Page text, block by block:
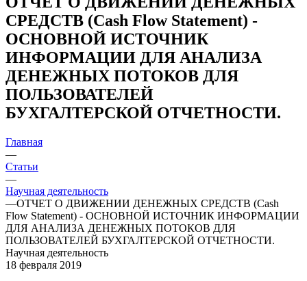
СРЕДСТВ (Cash Flow Statement) -
ОСНОВНОЙ ИСТОЧНИК
ИНФОРМАЦИИ ДЛЯ АНАЛИЗА
ДЕНЕЖНЫХ ПОТОКОВ ДЛЯ
ПОЛЬЗОВАТЕЛЕЙ
БУХГАЛТЕРСКОЙ ОТЧЕТНОСТИ.
Главная
—
Статьи
—
Научная деятельность
—ОТЧЕТ О ДВИЖЕНИИ ДЕНЕЖНЫХ СРЕДСТВ (Cash
Flow Statement) - ОСНОВНОЙ ИСТОЧНИК ИНФОРМАЦИИ
ДЛЯ АНАЛИЗА ДЕНЕЖНЫХ ПОТОКОВ ДЛЯ
ПОЛЬЗОВАТЕЛЕЙ БУХГАЛТЕРСКОЙ ОТЧЕТНОСТИ.
Научная деятельность
18 февраля 2019